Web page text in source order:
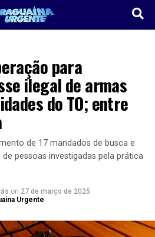
para
ilegal de armas
do TO; entre
de 17 mandados de busca e
pessoas investigadas pela prática
on 27 de março de 2025
Urgente